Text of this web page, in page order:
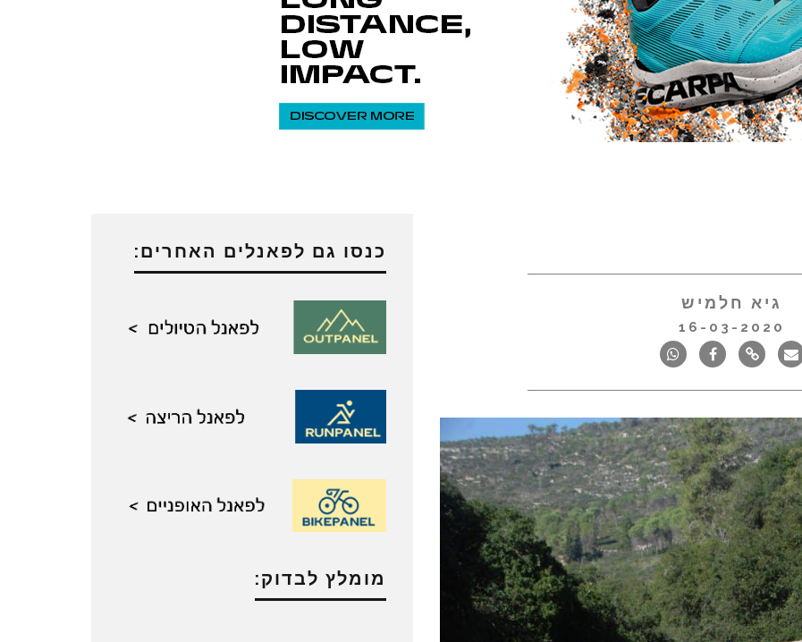
גיא חלמיש
16-03-2020
כנסו גם לפאנלים האחרים:
מומלץ לבדוק: